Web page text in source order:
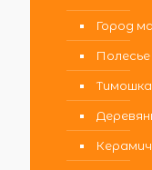
Город
Полесье
Тимошка